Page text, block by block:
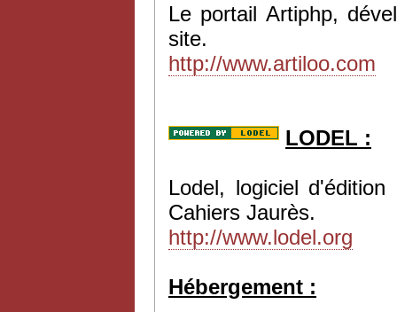
Le portail Artiphp,
site.
http://www.artiloo.com
LODEL :
Lodel, logiciel
Cahiers Jaurès.
http://www.lodel.org
Hébergement :